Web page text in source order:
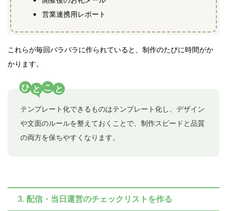
営業連携用レポート
これらが毎回バラバラに作られていると、制作のたびに時間がか
かります。
ひ と こ と
テンプレート化できるものはテンプレート化し、デザイン
や文面のルールを整えておくことで、制作スピードと品質
の両方を保ちやすくなります。
3. 配信・当日運営のチェックリストを作る